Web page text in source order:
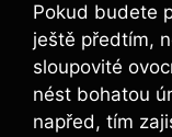
Pokud budete
ještě předtím,
sloupovité
nést bohatou
napřed, tím